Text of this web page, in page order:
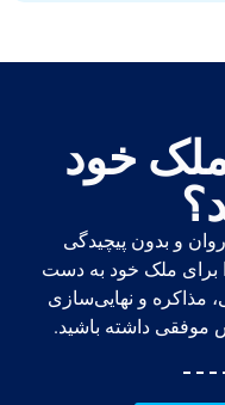
خود
و بدون پیچیدگی
برای ملک خود به دست
مذاکره و نهایی‌سازی
موفقی داشته باشید.